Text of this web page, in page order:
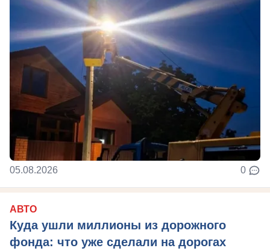
05.08.2026 0
АВТО
Куда ушли миллионы из дорожного
фонда: что уже сделали на дорогах